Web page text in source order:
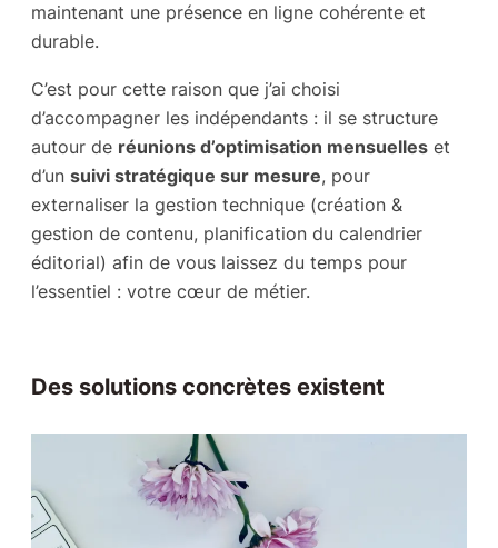
maintenant une présence en ligne cohérente et
durable.
C’est pour cette raison que j’ai choisi
d’accompagner les indépendants : il se structure
autour de réunions d’optimisation mensuelles et
d’un suivi stratégique sur mesure, pour
externaliser la gestion technique (création &
gestion de contenu, planification du calendrier
éditorial) afin de vous laissez du temps pour
l’essentiel : votre cœur de métier.
Des solutions concrètes existent